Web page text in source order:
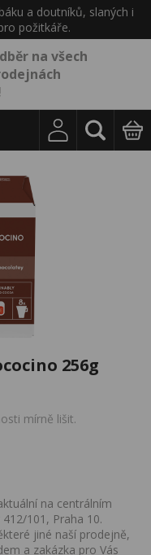
a doutníků, slaných i
požitkáře.
na všech
256g
mírně lišit.
na centrálním
101, Praha 10.
jiné naší prodejně,
a zakázka pro Vás